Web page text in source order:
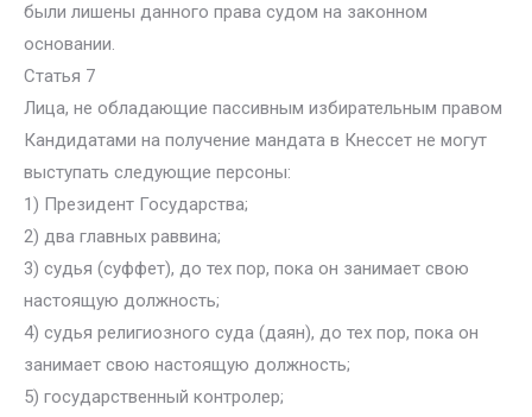
были лишены данного права судом на законном
основании.
Статья 7
Лица, не обладающие пассивным избирательным правом
Кандидатами на получение мандата в Кнессет не могут
выступать следующие персоны:
1) Президент Государства;
2) два главных раввина;
3) судья (суффет), до тех пор, пока он занимает свою
настоящую должность;
4) судья религиозного суда (даян), до тех пор, пока он
занимает свою настоящую должность;
5) государственный контролер;